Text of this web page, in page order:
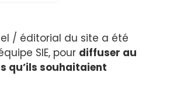
/ éditorial du site a été
SIE, pour diffuser au
qu’ils souhaitaient